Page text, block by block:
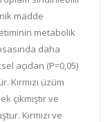
madde
metabolik
daha
açıdan (P=0,05)
Kırmızı üzüm
çıkmıştır ve
Kırmızı ve